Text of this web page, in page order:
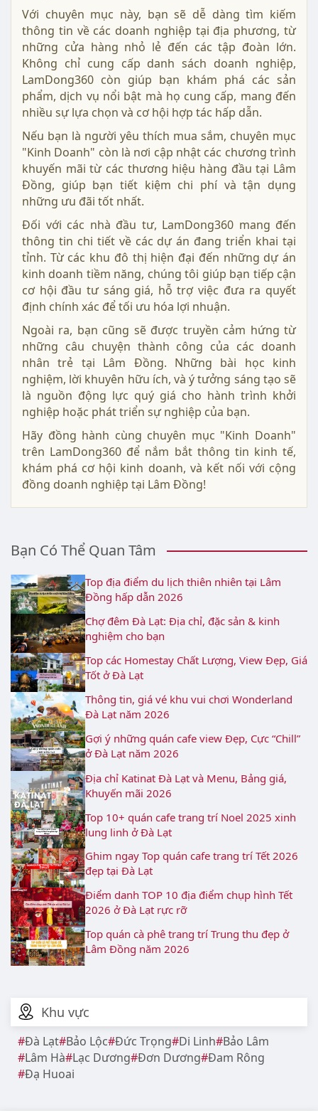
Khu vực
Đà Lạt Bảo Lộc Đức Trọng Di Linh Bảo Lâm
Lâm Hà Lạc Dương Đơn Dương Đam Rông
Đạ Huoai
Với chuyên mục này, bạn sẽ dễ dàng tìm kiếm
thông tin về các doanh nghiệp tại địa phương, từ
những cửa hàng nhỏ lẻ đến các tập đoàn lớn.
Không chỉ cung cấp danh sách doanh nghiệp,
LamDong360 còn giúp bạn khám phá các sản
phẩm, dịch vụ nổi bật mà họ cung cấp, mang đến
nhiều sự lựa chọn và cơ hội hợp tác hấp dẫn.
Nếu bạn là người yêu thích mua sắm, chuyên mục
"Kinh Doanh" còn là nơi cập nhật các chương trình
khuyến mãi từ các thương hiệu hàng đầu tại Lâm
Đồng, giúp bạn tiết kiệm chi phí và tận dụng
những ưu đãi tốt nhất.
Đối với các nhà đầu tư, LamDong360 mang đến
thông tin chi tiết về các dự án đang triển khai tại
tỉnh. Từ các khu đô thị hiện đại đến những dự án
kinh doanh tiềm năng, chúng tôi giúp bạn tiếp cận
cơ hội đầu tư sáng giá, hỗ trợ việc đưa ra quyết
định chính xác để tối ưu hóa lợi nhuận.
Ngoài ra, bạn cũng sẽ được truyền cảm hứng từ
những câu chuyện thành công của các doanh
nhân trẻ tại Lâm Đồng. Những bài học kinh
nghiệm, lời khuyên hữu ích, và ý tưởng sáng tạo sẽ
là nguồn động lực quý giá cho hành trình khởi
nghiệp hoặc phát triển sự nghiệp của bạn.
Hãy đồng hành cùng chuyên mục "Kinh Doanh"
trên LamDong360 để nắm bắt thông tin kinh tế,
khám phá cơ hội kinh doanh, và kết nối với cộng
đồng doanh nghiệp tại Lâm Đồng!
Bạn Có Thể Quan Tâm
Top địa điểm du lịch thiên nhiên tại Lâm
Đồng hấp dẫn 2026
Chợ đêm Đà Lạt: Địa chỉ, đặc sản & kinh
nghiệm cho bạn
Top các Homestay Chất Lượng, View Đẹp, Giá
Tốt ở Đà Lạt
Thông tin, giá vé khu vui chơi Wonderland
Đà Lạt năm 2026
Gợi ý những quán cafe view Đẹp, Cực “Chill”
ở Đà Lạt năm 2026
Địa chỉ Katinat Đà Lạt và Menu, Bảng giá,
Khuyến mãi 2026
Top 10+ quán cafe trang trí Noel 2025 xinh
lung linh ở Đà Lạt
Ghim ngay Top quán cafe trang trí Tết 2026
đẹp tại Đà Lạt
Điểm danh TOP 10 địa điểm chụp hình Tết
2026 ở Đà Lạt rực rỡ
Top quán cà phê trang trí Trung thu đẹp ở
Lâm Đồng năm 2026